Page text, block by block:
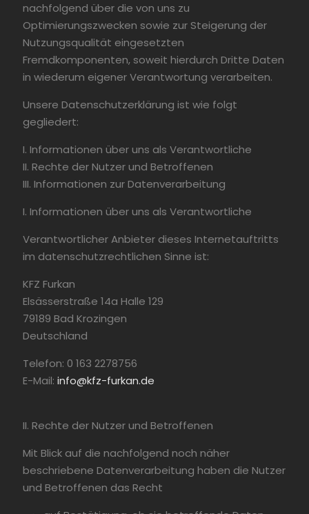
nachfolgend über die von uns zu
Optimierungszwecken sowie zur Steigerung der
Nutzungsqualität eingesetzten
Fremdkomponenten, soweit hierdurch Dritte Daten
in wiederum eigener Verantwortung verarbeiten.
Unsere Datenschutzerklärung ist wie folgt
gegliedert:
I. Informationen über uns als Verantwortliche
II. Rechte der Nutzer und Betroffenen
III. Informationen zur Datenverarbeitung
I. Informationen über uns als Verantwortliche
Verantwortlicher Anbieter dieses Internetauftritts
im datenschutzrechtlichen Sinne ist:
KFZ Furkan
Elsässerstraße 14a Halle 129
79189 Bad Krozingen
Deutschland
Telefon: 0 163 2278756
E-Mail: info@kfz-furkan.de
II. Rechte der Nutzer und Betroffenen
Mit Blick auf die nachfolgend noch näher
beschriebene Datenverarbeitung haben die Nutzer
und Betroffenen das Recht